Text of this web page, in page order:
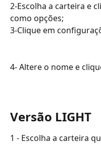
2-Escolha a carteira e
como opções;
3-Clique em
4- Altere o nome e
Versão LIGHT
1 - Escolha a carteira